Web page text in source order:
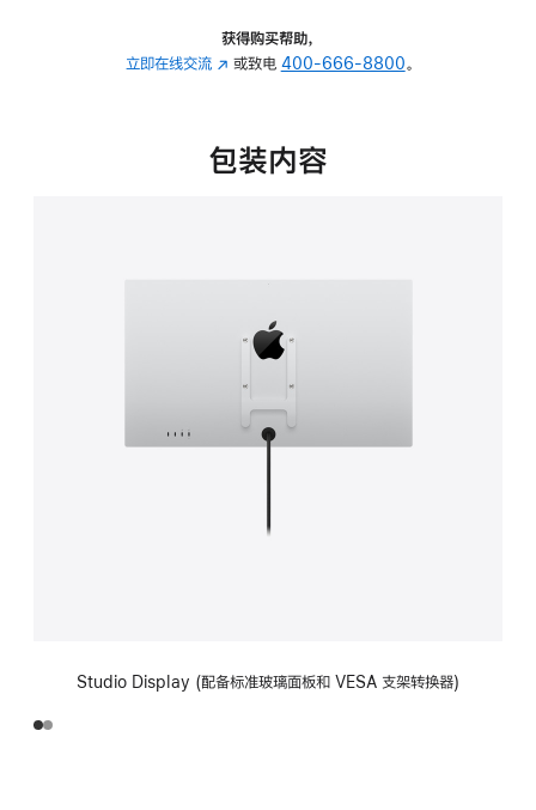
的
获得购买帮助，
立即在线交流 (在
中
或致电 400-666-8800。
包装内容
Studio Display (配备标准玻璃面板和 VESA 支架转换器)